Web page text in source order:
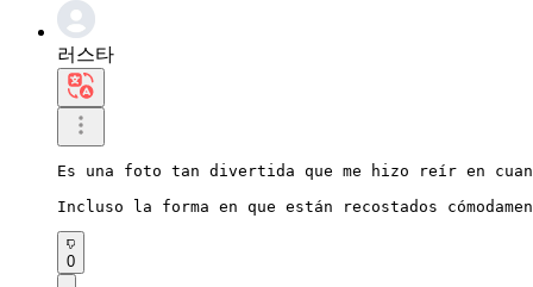
러스타
Es una foto tan divertida que me hizo reír en
Incluso la forma en que están recostados
0